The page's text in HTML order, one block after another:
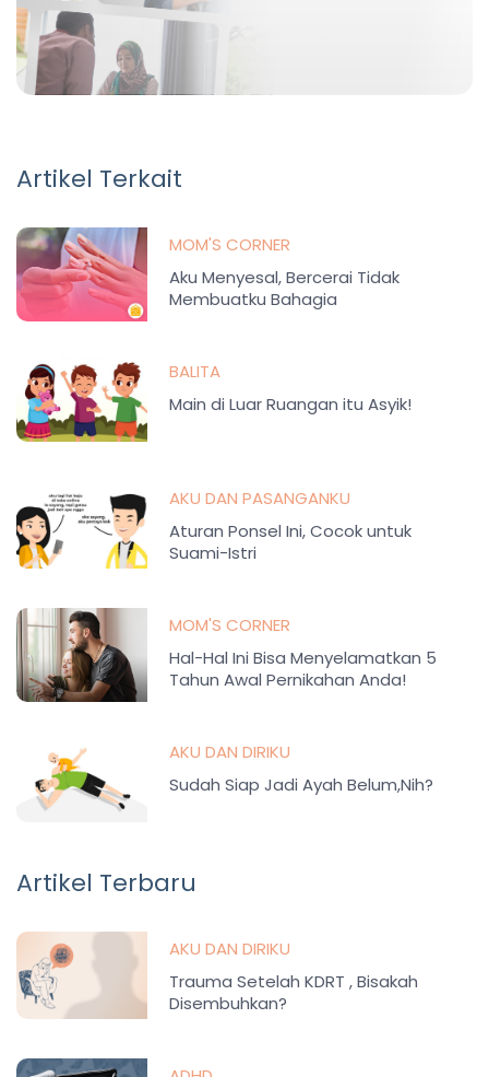
Artikel Terkait
MOM'S CORNER
Aku Menyesal, Bercerai Tidak
Membuatku Bahagia
BALITA
Main di Luar Ruangan itu Asyik!
AKU DAN PASANGANKU
Aturan Ponsel Ini, Cocok untuk
Suami-Istri
MOM'S CORNER
Hal-Hal Ini Bisa Menyelamatkan 5
Tahun Awal Pernikahan Anda!
AKU DAN DIRIKU
Sudah Siap Jadi Ayah Belum,Nih?
Artikel Terbaru
AKU DAN DIRIKU
Trauma Setelah KDRT , Bisakah
Disembuhkan?